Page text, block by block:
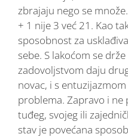
zbrajaju nego se
+ 1 nije 3 već 21. Kao
sposobnost za
sebe. S lakoćom se
zadovoljstvom daju
novac, i s
problema. Zapravo i
tuđeg, svojeg ili
stav je povećana